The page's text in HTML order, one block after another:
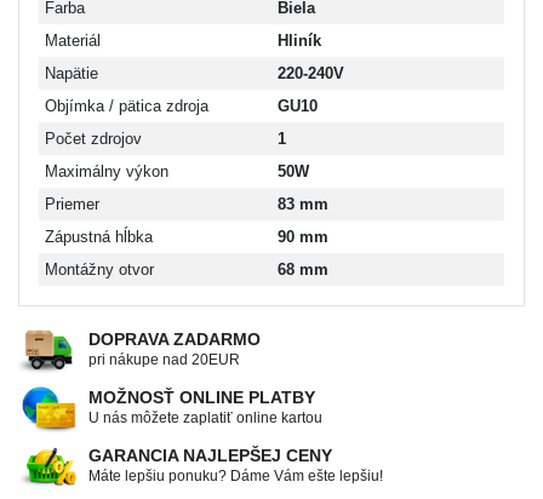
Farba
Biela
Materiál
Hliník
Napätie
220-240V
Objímka / pätica zdroja
GU10
Počet zdrojov
1
Maximálny výkon
50W
Priemer
83 mm
Zápustná hĺbka
90 mm
Montážny otvor
68 mm
DOPRAVA ZADARMO
pri nákupe nad 20EUR
MOŽNOSŤ ONLINE PLATBY
U nás môžete zaplatiť online kartou
GARANCIA NAJLEPŠEJ CENY
Máte lepšiu ponuku? Dáme Vám ešte lepšiu!